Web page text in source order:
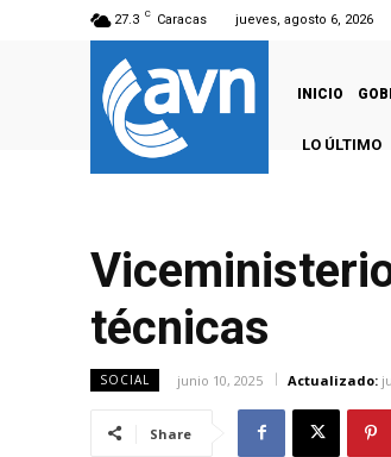
27.3 C Caracas jueves, agosto 6, 2026
INICIO
LO ÚLTIMO
técnicas
SOCIAL junio 10, 2025 Actualizado:
Share